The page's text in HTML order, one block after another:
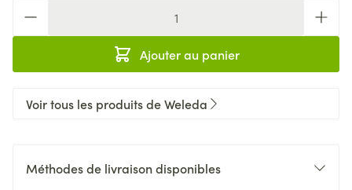
Ajouter au panier
Voir tous les produits de Weleda
Méthodes de livraison disponibles